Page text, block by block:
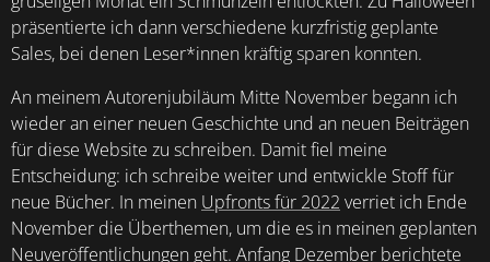
präsentierte ich dann verschiedene kurzfristig geplante
Sales, bei denen Leser*innen kräftig sparen konnten.
An meinem Autorenjubiläum Mitte November begann ich
wieder an einer neuen Geschichte und an neuen Beiträgen
für diese Website zu schreiben. Damit fiel meine
Entscheidung: ich schreibe weiter und entwickle Stoff für
neue Bücher. In meinen Upfronts für 2022 verriet ich Ende
November die Überthemen, um die es in meinen geplanten
Neuveröffentlichungen geht. Anfang Dezember berichtete